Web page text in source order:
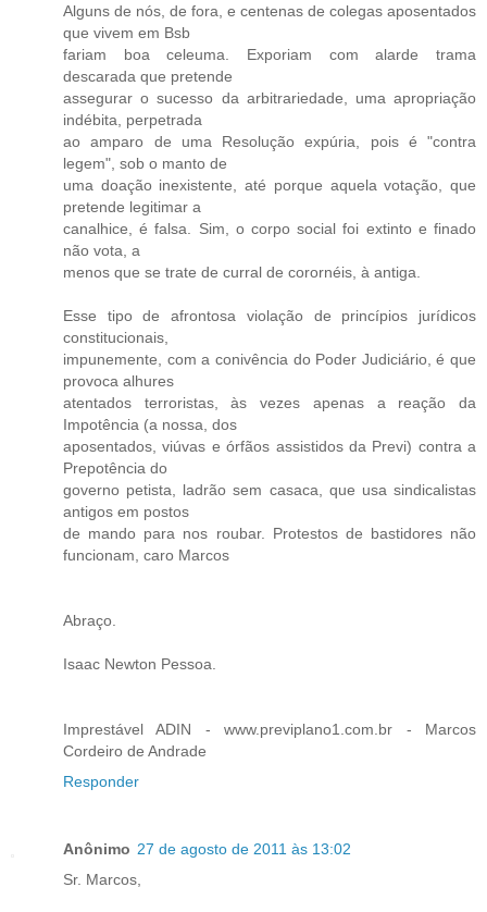
Alguns de nós, de fora, e centenas de colegas aposentados
que vivem em Bsb
fariam boa celeuma. Exporiam com alarde trama
descarada que pretende
assegurar o sucesso da arbitrariedade, uma apropriação
indébita, perpetrada
ao amparo de uma Resolução expúria, pois é "contra
legem", sob o manto de
uma doação inexistente, até porque aquela votação, que
pretende legitimar a
canalhice, é falsa. Sim, o corpo social foi extinto e finado
não vota, a
menos que se trate de curral de corornéis, à antiga.
Esse tipo de afrontosa violação de princípios jurídicos
constitucionais,
impunemente, com a conivência do Poder Judiciário, é que
provoca alhures
atentados terroristas, às vezes apenas a reação da
Impotência (a nossa, dos
aposentados, viúvas e órfãos assistidos da Previ) contra a
Prepotência do
governo petista, ladrão sem casaca, que usa sindicalistas
antigos em postos
de mando para nos roubar. Protestos de bastidores não
funcionam, caro Marcos
Abraço.
Isaac Newton Pessoa.
Imprestável ADIN - www.previplano1.com.br - Marcos
Cordeiro de Andrade
Responder
Anônimo 27 de agosto de 2011 às 13:02
Sr. Marcos,